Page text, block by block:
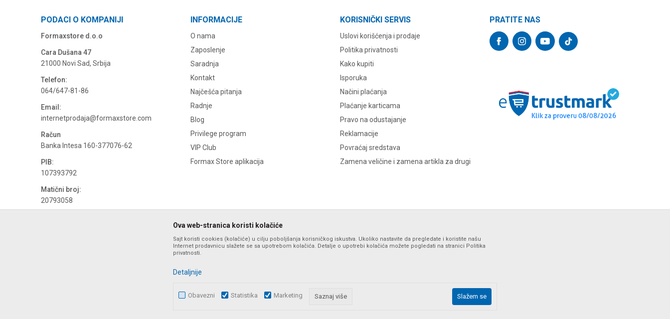
PODACI O KOMPANIJI
Formaxstore d.o.o
Cara Dušana 47
21000 Novi Sad, Srbija
Telefon:
064/647-81-86
Email:
internetprodaja@formaxstore.com
Račun
Banka Intesa 160-377076-62
PIB:
107393792
Matični broj:
20793058
INFORMACIJE
O nama
Zaposlenje
Saradnja
Kontakt
Najčešća pitanja
Radnje
Blog
Privilege program
VIP Club
Formax Store aplikacija
KORISNIČKI SERVIS
Uslovi korišćenja i prodaje
Politika privatnosti
Kako kupiti
Isporuka
Načini plaćanja
Plaćanje karticama
Pravo na odustajanje
Reklamacije
Povraćaj sredstava
Zamena veličine i zamena artikla za drugi
PRATITE NAS
Nastojimo da budemo što precizniji u opisu proizvoda, prikazu slika i samih cena, ali ne možemo garantovati da su sve informacije kompletne i bez grešaka. Svi artikli prikazani na sajtu su deo naše
ponude i ne podrazumeva da su dostupni u svakom trenutku. Raspoloživost robe možete proveriti pozivom na broj podrške web shopa na tel. 064/647-81-86.
Ova web-stranica koristi kolačiće
Sajt koristi cookies (kolačiće) u cilju poboljšanja korisničkog iskustva. Ukoliko nastavite da pregledate i koristite našu
Internet prodavnicu slažete se sa upotrebom kolačića. Detalje o upotrebi kolačića možete pogledati na stranici Politika
privatnosti.
Detaljnije
Obavezni Statistika Marketing Saznaj više Slažem se